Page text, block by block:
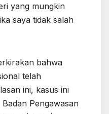
yang mungkin
saya tidak salah
bahwa
telah
ini, kasus ini
Pengawasan